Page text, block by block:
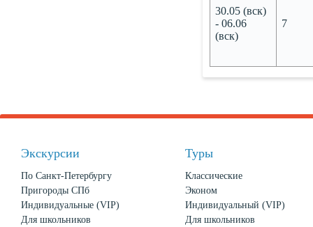
30.05 (вск)
- 06.06
(вск)
7
Экскурсии
По Санкт-Петербургу
Пригороды СПб
Индивидуальные (VIP)
Для школьников
Туры
Классические
Эконом
Индивидуальный (VIP)
Для школьников